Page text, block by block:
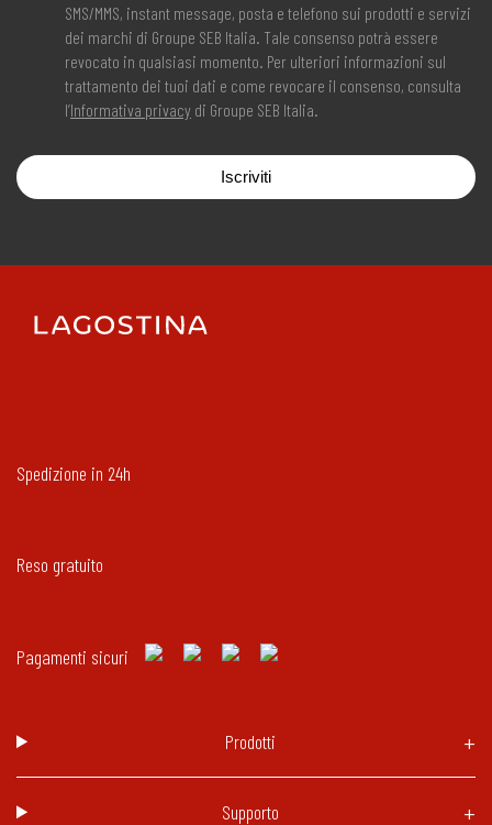
SMS/MMS, instant message, posta e telefono sui prodotti e servizi
dei marchi di Groupe SEB Italia. Tale consenso potrà essere
revocato in qualsiasi momento. Per ulteriori informazioni sul
trattamento dei tuoi dati e come revocare il consenso, consulta
l’Informativa privacy di Groupe SEB Italia.
Iscriviti
Spedizione in 24h
Reso gratuito
Pagamenti sicuri
Prodotti
Supporto